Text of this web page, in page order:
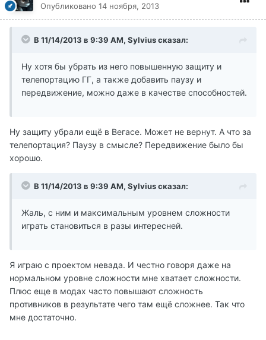
Опубликовано 14 ноября, 2013
В 11/14/2013 в 9:39 AM, Sylvius сказал:
Ну хотя бы убрать из него повышенную защиту и
телепортацию ГГ, а также добавить паузу и
передвижение, можно даже в качестве способностей.
Ну защиту убрали ещё в Вегасе. Может не вернут. А что за
телепортация? Паузу в смысле? Передвижение было бы
хорошо.
В 11/14/2013 в 9:39 AM, Sylvius сказал:
Жаль, с ним и максимальным уровнем сложности
играть становиться в разы интересней.
Я играю с проектом невада. И честно говоря даже на
нормальном уровне сложности мне хватает сложности.
Плюс еще в модах часто повышают сложность
противников в результате чего там ещё сложнее. Так что
мне достаточно.